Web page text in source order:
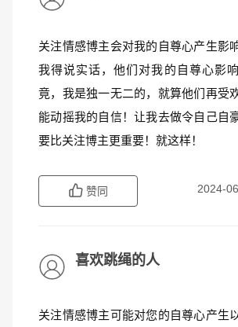
关注情感博主会对我的自尊心产生影
我得说实话，他们对我的自尊心影
竟，我是独一无二的，就算他们再受
能动摇我的自信！让我去做令自己自
要比关注博主更重要！就这样！
赞同 2024-
喜欢跳绳的人
关注情感博主可能对您的自尊心产生